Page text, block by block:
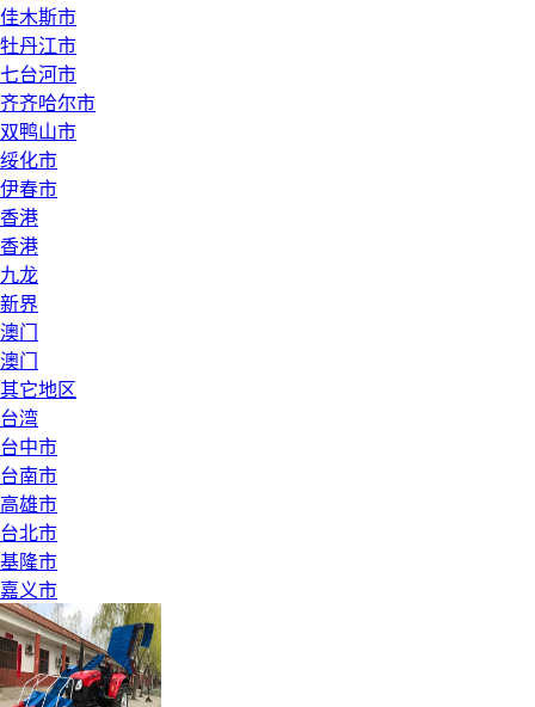
佳木斯市
牡丹江市
七台河市
齐齐哈尔市
双鸭山市
绥化市
伊春市
香港
香港
九龙
新界
澳门
澳门
其它地区
台湾
台中市
台南市
高雄市
台北市
基隆市
嘉义市